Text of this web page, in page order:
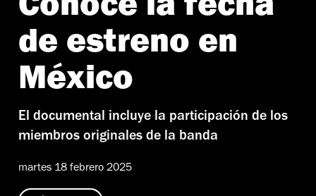
Conoce la fecha
de estreno en
México
El documental incluye la participación de los
miembros originales de la banda
martes 18 febrero 2025